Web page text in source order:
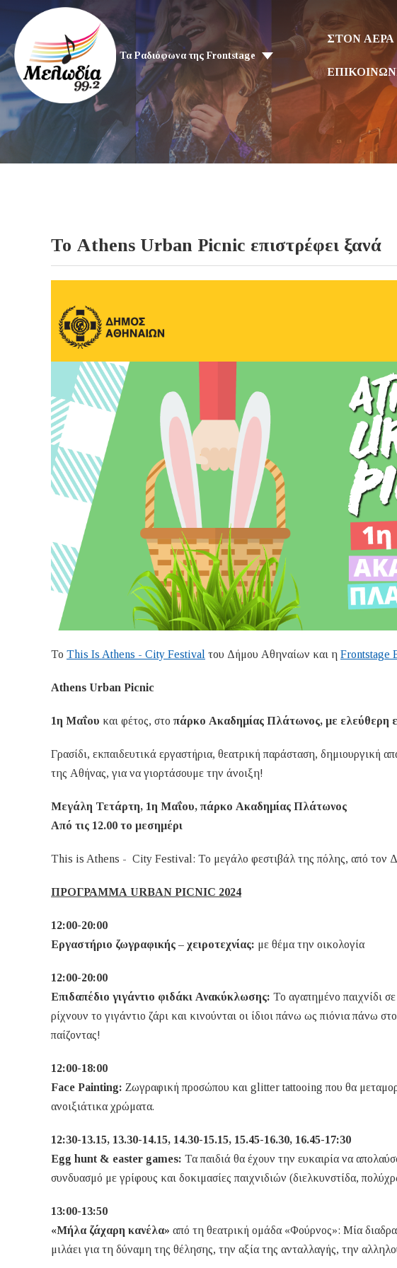
Τα Ραδιόφωνα της Frontstage
ΣΤΟΝ
Το Athens Urban Picnic επιστρέφει ξανά
Το This Is Athens - City Festival του Δήμου Αθηναίων και η Frontstage
Athens Urban Picnic
1η Μαΐου και φέτος, στο πάρκο Ακαδημίας Πλάτωνος, με ελεύθερη
Γρασίδι, εκπαιδευτικά εργαστήρια, θεατρική παράσταση, δημιουργική
της Αθήνας, για να γιορτάσουμε την άνοιξη!
Μεγάλη Τετάρτη, 1η Μαΐου, πάρκο Ακαδημίας Πλάτωνος
Από τις 12.00 το μεσημέρι
This is Athens - City Festival: Το μεγάλο φεστιβάλ της πόλης, από τον
ΠΡΟΓΡΑΜΜΑ URBAN PICNIC 2024
12:00-20:00
Εργαστήριο ζωγραφικής – χειροτεχνίας: με θέμα την οικολογία
12:00-20:00
Επιδαπέδιο γιγάντιο φιδάκι Ανακύκλωσης: Το αγαπημένο παιχνίδι
ρίχνουν το γιγάντιο ζάρι και κινούνται οι ίδιοι πάνω ως πιόνια πάνω
παίζοντας!
12:00-18:00
Face Painting: Ζωγραφική προσώπου και glitter tattooing που θα
ανοιξιάτικα χρώματα.
12:30-13.15, 13.30-14.15, 14.30-15.15, 15.45-16.30, 16.45-17:30
Egg hunt & easter games: Τα παιδιά θα έχουν την ευκαιρία να
συνδυασμό με γρίφους και δοκιμασίες παιχνιδιών (διελκυνστίδα,
13:00-13:50
«Μήλα ζάχαρη κανέλα» από τη θεατρική ομάδα «Φούρνος»: Μία
μιλάει για τη δύναμη της θέλησης, την αξία της ανταλλαγής, την